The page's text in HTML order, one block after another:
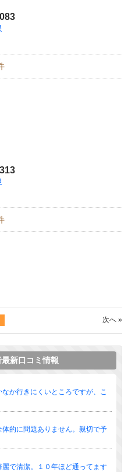
次へ »
新口コミ情報
か行きにくいところですが、こ
的に問題ありません。親切で予
で清潔。１０年ほど通ってます